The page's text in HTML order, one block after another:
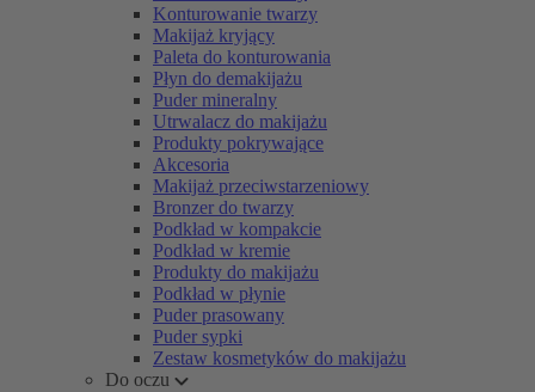
Konturowanie twarzy
Makijaż kryjący
Paleta do konturowania
Płyn do demakijażu
Puder mineralny
Utrwalacz do makijażu
Produkty pokrywające
Akcesoria
Makijaż przeciwstarzeniowy
Bronzer do twarzy
Podkład w kompakcie
Podkład w kremie
Produkty do makijażu
Podkład w płynie
Puder prasowany
Puder sypki
Zestaw kosmetyków do makijażu
Do oczu